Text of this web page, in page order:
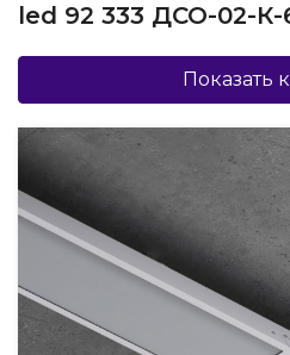
Пн-пт с
E-mail:
led 92 333 ДСО-02-К-
Показать